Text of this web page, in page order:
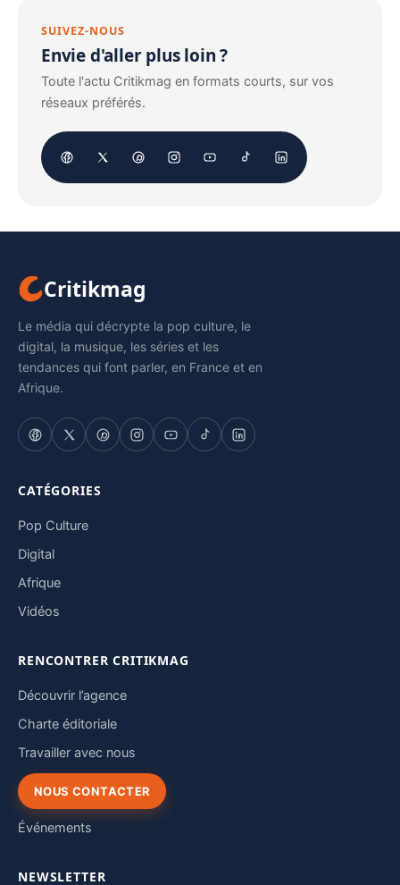
SUIVEZ-NOUS
Envie d'aller plus loin ?
Toute l'actu Critikmag en formats courts, sur vos
réseaux préférés.
Critikmag
Le média qui décrypte la pop culture, le
digital, la musique, les séries et les
tendances qui font parler, en France et en
Afrique.
CATÉGORIES
Pop Culture
Digital
Afrique
Vidéos
RENCONTRER CRITIKMAG
Découvrir l’agence
Charte éditoriale
Travailler avec nous
NOUS CONTACTER
Événements
NEWSLETTER